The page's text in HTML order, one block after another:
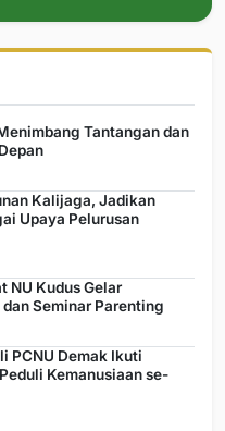
Tantangan dan
Kalijaga, Jadikan
Upaya Pelurusan
NU Kudus Gelar
Seminar Parenting
PCNU Demak Ikuti
Kemanusiaan se-